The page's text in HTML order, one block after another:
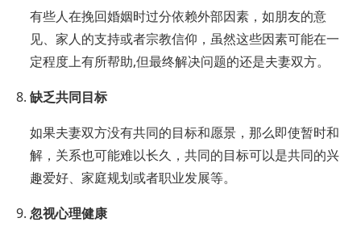
有些人在挽回婚姻时过分依赖外部因素，如朋友的意
见、家人的支持或者宗教信仰，虽然这些因素可能在一
定程度上有所帮助,但最终解决问题的还是夫妻双方。
缺乏共同目标
如果夫妻双方没有共同的目标和愿景，那么即使暂时和
解，关系也可能难以长久，共同的目标可以是共同的兴
趣爱好、家庭规划或者职业发展等。
忽视心理健康